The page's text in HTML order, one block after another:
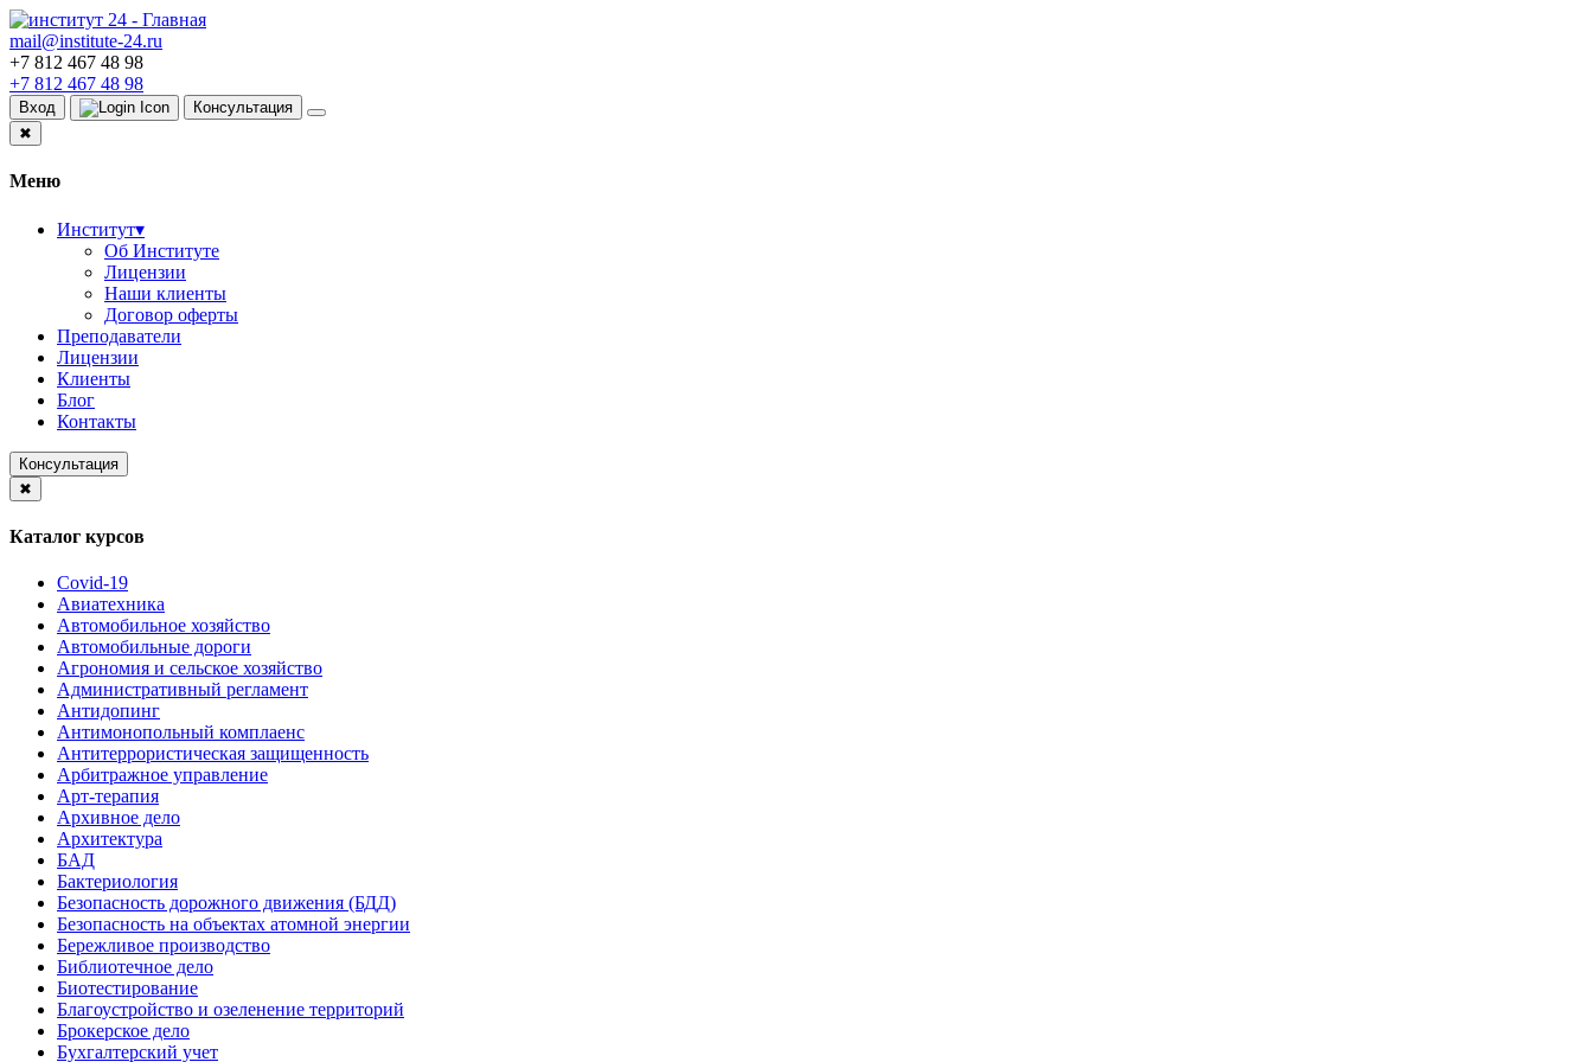
mail@institute-24.ru
+7 812 467 48 98
+7 812 467 48 98
Вход
Консультация
✖
Меню
Институт▾
Об Институте
Лицензии
Наши клиенты
Договор оферты
Преподаватели
Лицензии
Клиенты
Блог
Контакты
Консультация
✖
Каталог курсов
Covid-19
Авиатехника
Автомобильное хозяйство
Автомобильные дороги
Агрономия и сельское хозяйство
Административный регламент
Антидопинг
Антимонопольный комплаенс
Антитеррористическая защищенность
Арбитражное управление
Арт-терапия
Архивное дело
Архитектура
БАД
Бактериология
Безопасность дорожного движения (БДД)
Безопасность на объектах атомной энергии
Бережливое производство
Библиотечное дело
Биотестирование
Благоустройство и озеленение территорий
Брокерское дело
Бухгалтерский учет